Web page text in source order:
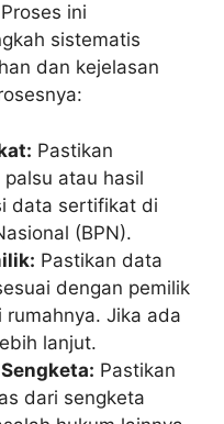
ini
sistematis
dan kejelasan
Pastikan
atau hasil
data sertifikat di
(BPN).
Pastikan data
dengan pemilik
Jika ada
lanjut.
Pastikan
dari sengketa